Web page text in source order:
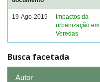
19-Ago-2019
Impactos da
urbanização em
Veredas
Busca facetada
Autor